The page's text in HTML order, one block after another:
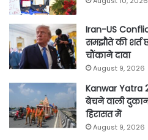
Iran-US
समझौते की शर्त
चौंकाने दावा
August 9, 2026
Kanwar Yatra
बेचने वाली
हिरासत में
August 9, 2026